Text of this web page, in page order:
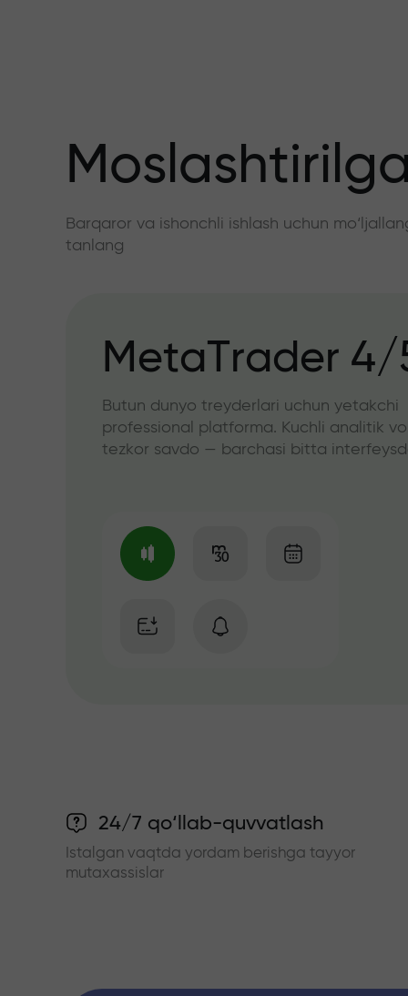
Barqaror va ishonchli ishlash uchun
tanlang
MetaTrader 4/
Butun dunyo treyderlari uchun yetakchi
professional platforma. Kuchli analitik
tezkor savdo — barchasi bitta
24/7 qo‘llab-quvvatlash
Istalgan vaqtda yordam berishga tayyor
mutaxassislar